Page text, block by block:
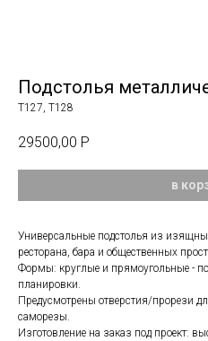
Подстолья
T127, T128
29500,00 Р
в
Универсальные подстолья из
ресторана, бара и общественных
Формы: круглые и прямоугольные -
планировки.
Предусмотрены отверстия/прорези
саморезы.
Изготовление на заказ под проект: